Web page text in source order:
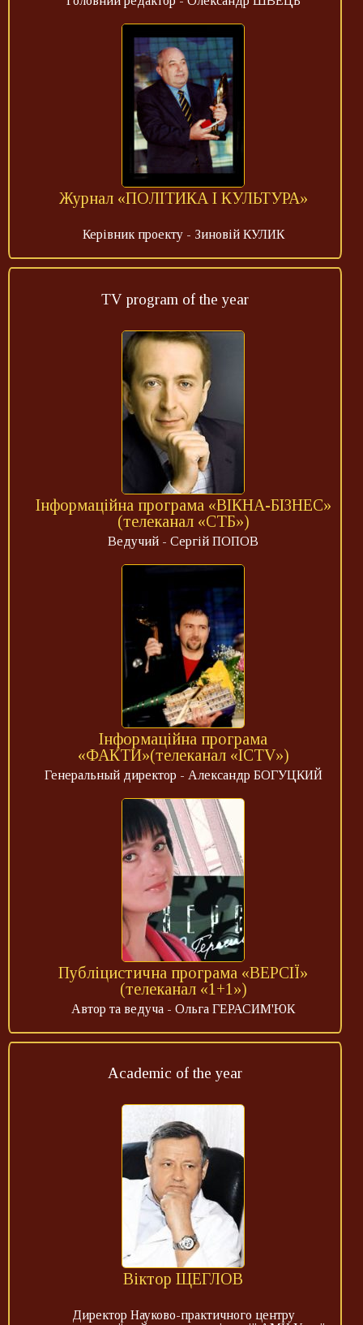
Журнал «ПОЛІТИКА І КУЛЬТУРА»
Керівник проекту - Зиновій КУЛИК
TV program of the year
Інформаційна програма «ВІКНА-БІЗНЕС»
(телеканал «СТБ»)
Ведучий - Сергій ПОПОВ
Інформаційна програма
«ФАКТИ»(телеканал «ICTV»)
Генеральный директор - Александр БОГУЦКИЙ
Публіцистична програма «ВЕРСІЇ»
(телеканал «1+1»)
Автор та ведуча - Ольга ГЕРАСИМ'ЮК
Academic of the year
Віктор ЩЕГЛОВ
Директор Науково-практичного центру